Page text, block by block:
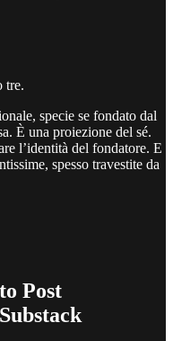
tre.
specie se fondato dal
È una proiezione del sé.
l’identità del fondatore. E
spesso travestite da
Post